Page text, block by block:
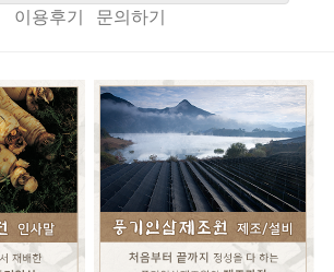
이용후기
문의하기